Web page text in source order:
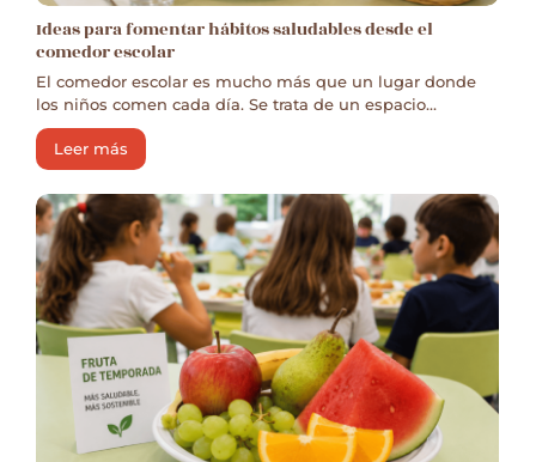
Ideas para fomentar hábitos saludables desde el
comedor escolar
El comedor escolar es mucho más que un lugar donde
los niños comen cada día. Se trata de un espacio...
Leer más